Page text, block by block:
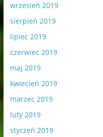
wrzesień 2019
sierpień 2019
lipiec 2019
czerwiec 2019
maj 2019
kwiecień 2019
marzec 2019
luty 2019
styczeń 2019